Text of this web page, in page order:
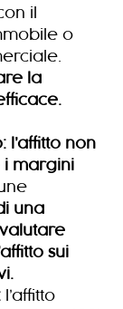
il
o
la
l’affitto non
i margini
una
sui
l’affitto